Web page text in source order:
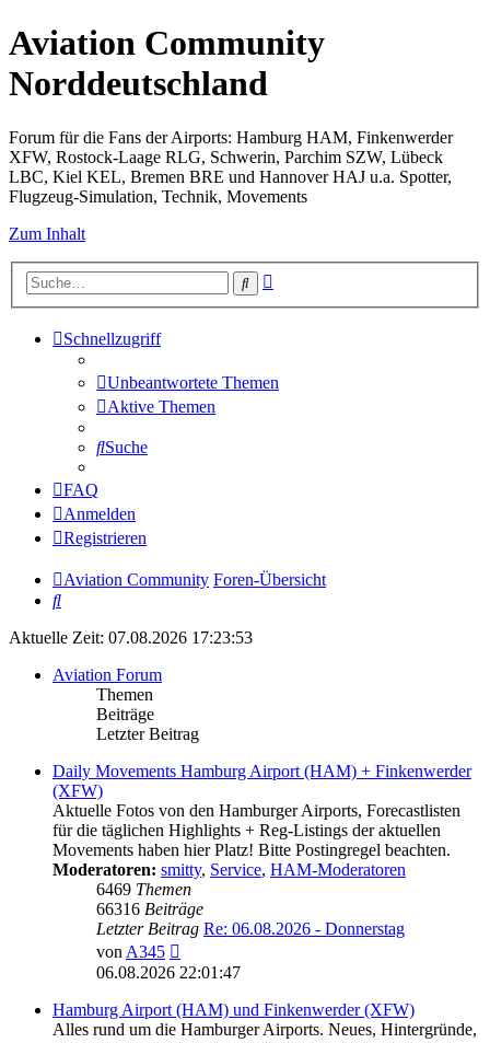
Aviation Community
Norddeutschland
Forum für die Fans der Airports: Hamburg HAM, Finkenwerder
XFW, Rostock-Laage RLG, Schwerin, Parchim SZW, Lübeck
LBC, Kiel KEL, Bremen BRE und Hannover HAJ u.a. Spotter,
Flugzeug-Simulation, Technik, Movements
Zum Inhalt
Suche
Schnellzugriff
Unbeantwortete Themen
Aktive Themen
Suche
FAQ
Anmelden
Registrieren
Aviation Community Foren-Übersicht
Suche
Aktuelle Zeit: 07.08.2026 17:23:53
Aviation Forum
Themen
Beiträge
Letzter Beitrag
Daily Movements Hamburg Airport (HAM) + Finkenwerder
(XFW)
Aktuelle Fotos von den Hamburger Airports, Forecastlisten
für die täglichen Highlights + Reg-Listings der aktuellen
Movements haben hier Platz! Bitte Postingregel beachten.
Moderatoren: smitty, Service, HAM-Moderatoren
6469 Themen
66316 Beiträge
Letzter Beitrag Re: 06.08.2026 - Donnerstag
vonA345
Beitrag
06.08.2026 22:01:47
Hamburg Airport (HAM) und Finkenwerder (XFW)
Alles rund um die Hamburger Airports. Neues, Hintergründe,